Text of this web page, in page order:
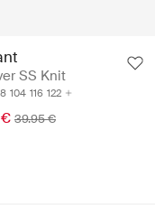
SS Knit
104 116 122
€ 39.95 €